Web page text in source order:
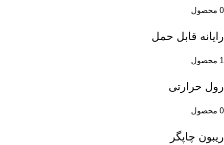
0 محصول
رایانه قابل حمل
1 محصول
رول حرارتی
0 محصول
ریبون چاپگر